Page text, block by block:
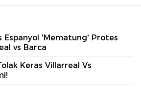
Espanyol 'Mematung' Protes
vs Barca
Keras Villarreal Vs